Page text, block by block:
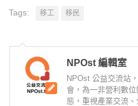
Tags: 移工 移民
NPOst 編輯室
NPOst 公益交流站
會，為一非營利數
態，重視產業交流